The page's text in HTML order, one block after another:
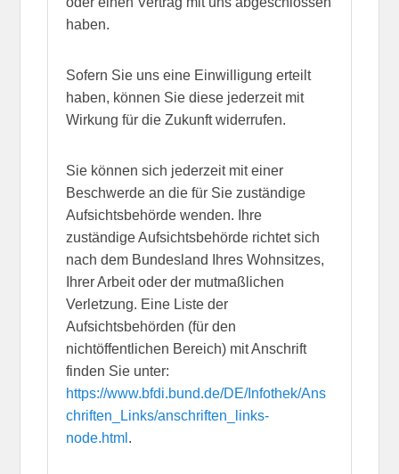
haben.
Sofern Sie uns eine Einwilligung erteilt
haben, können Sie diese jederzeit mit
Wirkung für die Zukunft widerrufen.
Sie können sich jederzeit mit einer
Beschwerde an die für Sie zuständige
Aufsichtsbehörde wenden. Ihre
zuständige Aufsichtsbehörde richtet sich
nach dem Bundesland Ihres Wohnsitzes,
Ihrer Arbeit oder der mutmaßlichen
Verletzung. Eine Liste der
Aufsichtsbehörden (für den
nichtöffentlichen Bereich) mit Anschrift
finden Sie unter:
https://www.bfdi.bund.de/DE/Infothek/Ans
chriften_Links/anschriften_links-
node.html .